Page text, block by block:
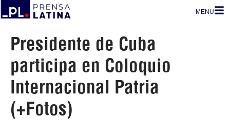
MENU
Presidente de Cuba
participa en Coloquio
Internacional Patria
(+Fotos)